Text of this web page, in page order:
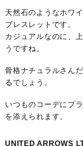
天然石のようなホワ
ブレスレットです。
カジュアルなのに、
うですね。
骨格ナチュラルさん
るでしょう。
いつものコーデにプ
を添えられます。
UNITED ARROWS